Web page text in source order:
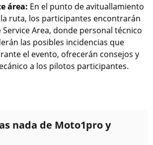
área: En el punto de avituallamiento
ruta, los participantes encontrarán
Service Area, donde personal técnico
las posibles incidencias que
el evento, ofrecerán consejos y
a los pilotos participantes.
nada de Moto1pro y